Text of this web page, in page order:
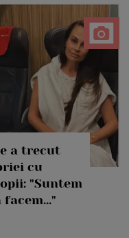
a trecut
cu
"Suntem